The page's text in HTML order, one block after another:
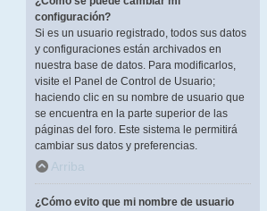
configuración?
Si es un usuario registrado, todos sus datos
y configuraciones están archivados en
nuestra base de datos. Para modificarlos,
visite el Panel de Control de Usuario;
haciendo clic en su nombre de usuario que
se encuentra en la parte superior de las
páginas del foro. Este sistema le permitirá
cambiar sus datos y preferencias.
Arriba
¿Cómo evito que mi nombre de usuario